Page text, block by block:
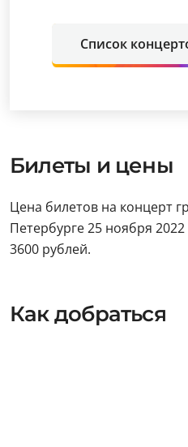
Список
Билеты и цены
Цена билетов на концерт
Петербурге 25 ноября 2022
3600 рублей.
Как добраться